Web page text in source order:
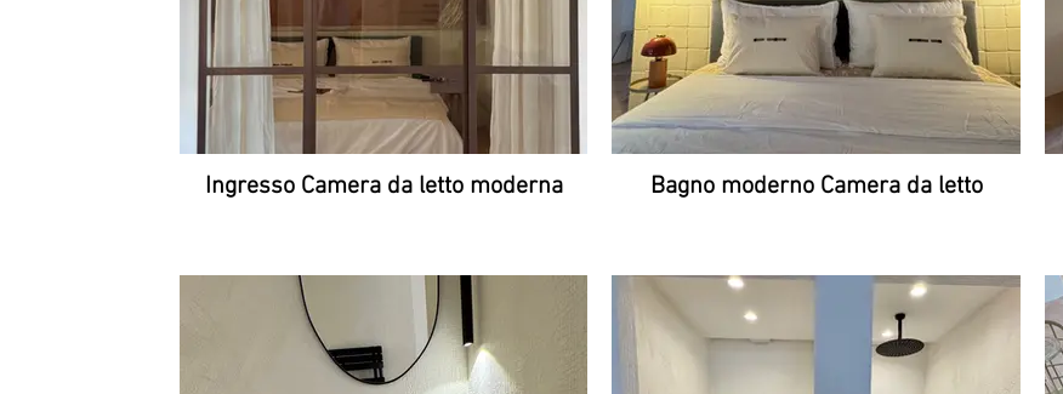
Ingresso Camera da letto moderna Bagno moderno Camera da letto